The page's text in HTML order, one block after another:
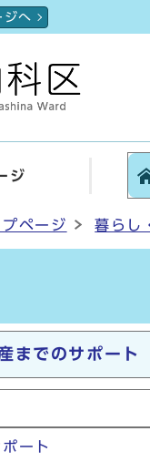
ジへ
ジ
プページ 暮らし
までのサポート
ート